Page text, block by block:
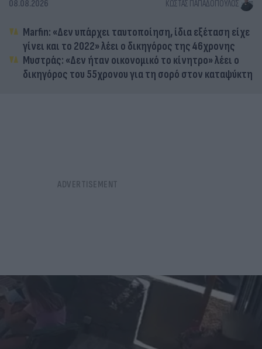
08.08.2026 ΚΏΣΤΑΣ ΠΑΠΑΔΌΠΟΥΛΟΣ
Marfin: «Δεν υπάρχει ταυτοποίηση, ίδια εξέταση είχε
γίνει και το 2022» λέει ο δικηγόρος της 46χρονης
Μυστράς: «Δεν ήταν οικονομικό το κίνητρο» λέει ο
δικηγόρος του 55χρονου για τη σορό στον καταψύκτη